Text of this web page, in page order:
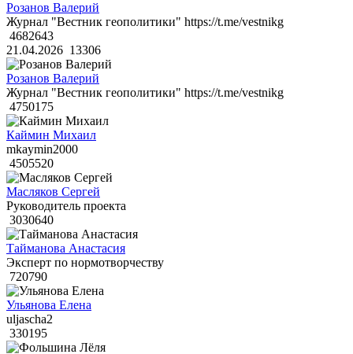
Розанов Валерий
Журнал "Вестник геополитики" https://t.me/vestnikg
4682643
21.04.2026 13306
Розанов Валерий
Журнал "Вестник геополитики" https://t.me/vestnikg
4750175
Каймин Михаил
mkaymin2000
4505520
Масляков Сергей
Руководитель проекта
3030640
Тайманова Анастасия
Эксперт по нормотворчеству
720790
Ульянова Елена
uljascha2
330195